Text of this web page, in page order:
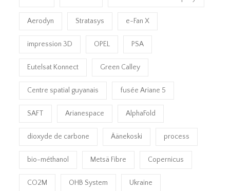
Aerodyn Stratasys e-Fan X
impression 3D OPEL PSA
Eutelsat Konnect Green Calley
Centre spatial guyanais fusée Ariane 5
SAFT Arianespace AlphaFold
dioxyde de carbone Äänekoski process
bio-méthanol Metsä Fibre Copernicus
CO2M OHB System Ukraine